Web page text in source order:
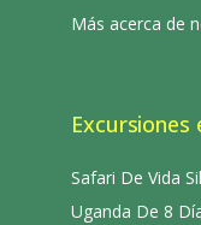
Más acerca de
Excursiones
Safari De Vida
Uganda De 8